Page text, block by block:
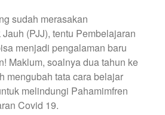
sudah merasakan
(PJJ), tentu Pembelajaran
menjadi pengalaman baru
Maklum, soalnya dua tahun ke
mengubah tata cara belajar
melindungi Pahamimfren
Covid 19.